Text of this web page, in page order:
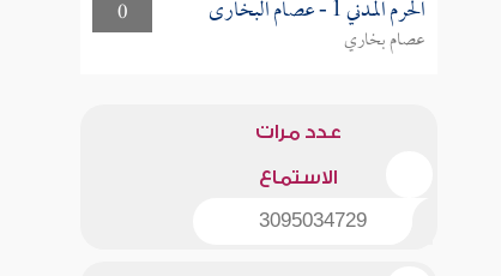
0
الحرم المدني 1 - عصام البخارى
عصام بخاري
عدد مرات
الاستماع
3095034729